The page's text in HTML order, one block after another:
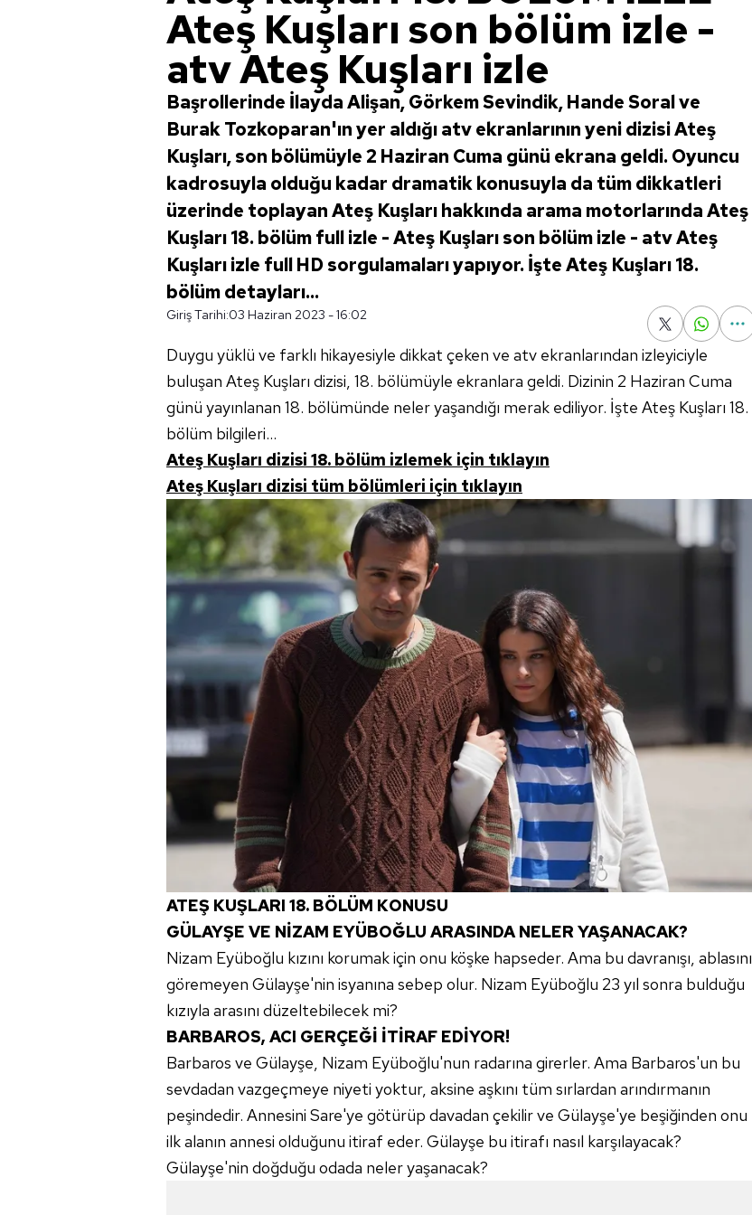
Ateş Kuşları son bölüm izle -
atv Ateş Kuşları izle
Başrollerinde İlayda Alişan, Görkem Sevindik, Hande Soral ve
Burak Tozkoparan'ın yer aldığı atv ekranlarının yeni dizisi Ateş
Kuşları, son bölümüyle 2 Haziran Cuma günü ekrana geldi. Oyuncu
kadrosuyla olduğu kadar dramatik konusuyla da tüm dikkatleri
üzerinde toplayan Ateş Kuşları hakkında arama motorlarında Ateş
Kuşları 18. bölüm full izle - Ateş Kuşları son bölüm izle - atv Ateş
Kuşları izle full HD sorgulamaları yapıyor. İşte Ateş Kuşları 18.
bölüm detayları...
Giriş Tarihi:03 Haziran 2023 - 16:02
Duygu yüklü ve farklı hikayesiyle dikkat çeken ve atv ekranlarından izleyiciyle
buluşan Ateş Kuşları dizisi, 18. bölümüyle ekranlara geldi. Dizinin 2 Haziran Cuma
günü yayınlanan 18. bölümünde neler yaşandığı merak ediliyor. İşte Ateş Kuşları 18.
bölüm bilgileri...
Ateş Kuşları dizisi 18. bölüm izlemek için tıklayın
Ateş Kuşları dizisi tüm bölümleri için tıklayın
ATEŞ KUŞLARI 18. BÖLÜM KONUSU
GÜLAYŞE VE NİZAM EYÜBOĞLU ARASINDA NELER YAŞANACAK?
Nizam Eyüboğlu kızını korumak için onu köşke hapseder. Ama bu davranışı, ablasını
göremeyen Gülayşe'nin isyanına sebep olur. Nizam Eyüboğlu 23 yıl sonra bulduğu
kızıyla arasını düzeltebilecek mi?
BARBAROS, ACI GERÇEĞİ İTİRAF EDİYOR!
Barbaros ve Gülayşe, Nizam Eyüboğlu'nun radarına girerler. Ama Barbaros'un bu
sevdadan vazgeçmeye niyeti yoktur, aksine aşkını tüm sırlardan arındırmanın
peşindedir. Annesini Sare'ye götürüp davadan çekilir ve Gülayşe'ye beşiğinden onu
ilk alanın annesi olduğunu itiraf eder. Gülayşe bu itirafı nasıl karşılayacak?
Gülayşe'nin doğduğu odada neler yaşanacak?